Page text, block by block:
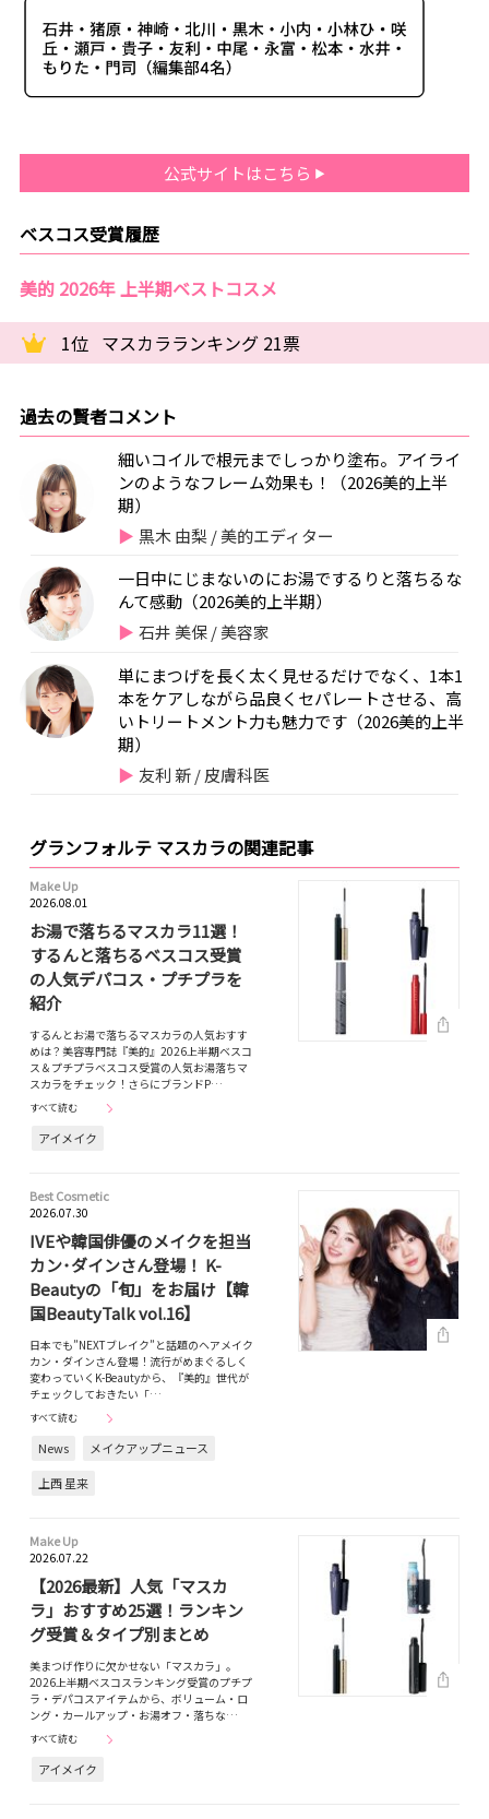
公式サイトはこちら
ベスコス受賞履歴
美的 2026年 上半期ベストコスメ
1位 マスカラランキング 21票
過去の賢者コメント
細いコイルで根元までしっかり塗布。アイライ
ンのようなフレーム効果も！（2026美的上半
期）
黒木 由梨 / 美的エディター
一日中にじまないのにお湯でするりと落ちるな
んて感動（2026美的上半期）
石井 美保 / 美容家
単にまつげを長く太く見せるだけでなく、1本1
本をケアしながら品良くセパレートさせる、高
いトリートメント力も魅力です（2026美的上半
期）
友利 新 / 皮膚科医
グランフォルテ マスカラの関連記事
Make Up
2026.08.01
お湯で落ちるマスカラ11選！
するんと落ちるベスコス受賞
の人気デパコス・プチプラを
紹介
するんとお湯で落ちるマスカラの人気おすす
めは？美容専門誌『美的』2026上半期ベスコ
ス＆プチプラベスコス受賞の人気お湯落ちマ
スカラをチェック！さらにブランドP…
すべて読む
アイメイク
Best Cosmetic
2026.07.30
IVEや韓国俳優のメイクを担当
カン･ダインさん登場！ K-
Beautyの「旬」をお届け【韓
国BeautyTalk vol.16】
日本でも”NEXTブレイク”と話題のヘアメイク
カン・ダインさん登場！流行がめまぐるしく
変わっていくK-Beautyから、『美的』世代が
チェックしておきたい「…
すべて読む
News
メイクアップニュース
上西 星来
Make Up
2026.07.22
【2026最新】人気「マスカ
ラ」おすすめ25選！ランキン
グ受賞＆タイプ別まとめ
美まつげ作りに欠かせない「マスカラ」。
2026上半期ベスコスランキング受賞のプチプ
ラ・デパコスアイテムから、ボリューム・ロ
ング・カールアップ・お湯オフ・落ちな…
すべて読む
アイメイク